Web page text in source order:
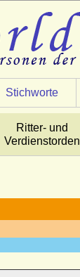
Stichworte
Ritter- und
Verdienstorden